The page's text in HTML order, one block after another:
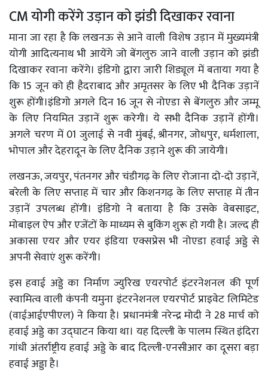
CM योगी करेंगे उड़ान को झंडी दिखाकर रवाना
माना जा रहा है कि लखनऊ से आने वाली विशेष उड़ान में मुख्यमंत्री
योगी आदित्यनाथ भी आयेंगे जो बेंगलुरु जाने वाली उड़ान को झंडी
दिखाकर रवाना करेंगे। इंडिगो द्वारा जारी शिड्यूल में बताया गया है
कि 15 जून को ही हैदराबाद और अमृतसर के लिए भी दैनिक उड़ानें
शुरू होंगी।इंडिगो अगले दिन 16 जून से नोएडा से बेंगलुरु और जम्मू
के लिए नियमित उड़ानें शुरू करेगी। ये सभी दैनिक उड़ानें होंगी।
अगले चरण में 01 जुलाई से नवी मुंबई, श्रीनगर, जोधपुर, धर्मशाला,
भोपाल और देहरादून के लिए दैनिक उड़ाने शुरू की जायेगी।
लखनऊ, जयपुर, पंतनगर और चंडीगढ़ के लिए रोजाना दो-दो उड़ानें,
बरेली के लिए सप्ताह में चार और किशनगढ़ के लिए सप्ताह में तीन
उड़ानें उपलब्ध होंगी। इंडिगो ने बताया है कि उसके वेबसाइट,
मोबाइल ऐप और एजेंटों के माध्यम से बुकिंग शुरू हो गयी है। जल्द ही
अकासा एयर और एयर इंडिया एक्सप्रेस भी नोएडा हवाई अड्डे से
अपनी सेवाएं शुरू करेंगी।
इस हवाई अड्डे का निर्माण ज्युरिख एयरपोर्ट इंटरनेशनल की पूर्ण
स्वामित्व वाली कंपनी यमुना इंटरनेशनल एयरपोर्ट प्राइवेट लिमिटेड
(वाईआईएपीएल) ने किया है। प्रधानमंत्री नरेन्द्र मोदी ने 28 मार्च को
हवाई अड्डे का उद्घाटन किया था। यह दिल्ली के पालम स्थित इंदिरा
गांधी अंतर्राष्ट्रीय हवाई अड्डे के बाद दिल्ली-एनसीआर का दूसरा बड़ा
हवाई अड्डा है।